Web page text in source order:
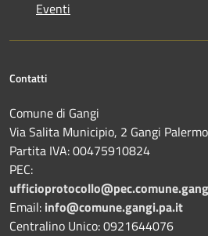
Eventi
Contatti
Comune di Gangi
Via Salita Municipio, 2 Gangi
Partita IVA: 00475910824
PEC:
Email: info@comune.gangi.pa.it
Centralino Unico: 0921644076